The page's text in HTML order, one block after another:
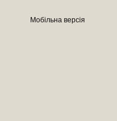
Мобільна версія